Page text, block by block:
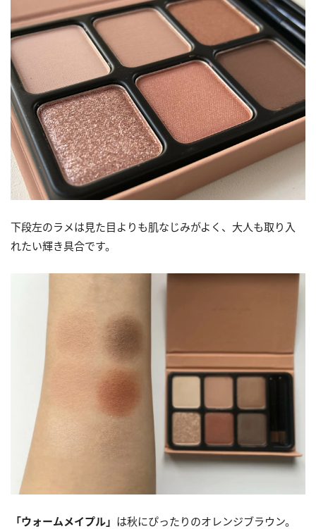
下段左のラメは見た目よりも肌なじみがよく、大人も取り入
れたい輝き具合です。
「ウォームメイプル」 は秋にぴったりのオレンジブラウン。